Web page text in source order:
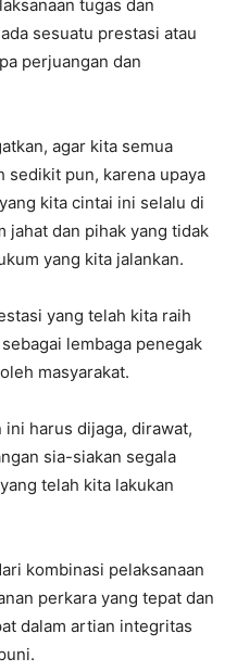
tugas dan
sesuatu prestasi atau
perjuangan dan
agar kita semua
sedikit pun, karena upaya
kita cintai ini selalu di
jahat dan pihak yang tidak
yang kita jalankan.
yang telah kita raih
lembaga penegak
masyarakat.
ini harus dijaga, dirawat,
sia-siakan segala
telah kita lakukan
kombinasi pelaksanaan
perkara yang tepat dan
dalam artian integritas